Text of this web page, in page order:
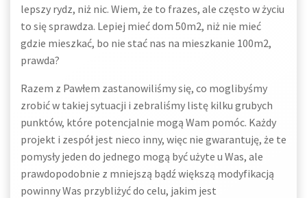
lepszy rydz, niż nic. Wiem, że to frazes, ale często w życiu
to się sprawdza. Lepiej mieć dom 50m2, niż nie mieć
gdzie mieszkać, bo nie stać nas na mieszkanie 100m2,
prawda?
Razem z Pawłem zastanowiliśmy się, co moglibyśmy
zrobić w takiej sytuacji i zebraliśmy listę kilku grubych
punktów, które potencjalnie mogą Wam pomóc. Każdy
projekt i zespół jest nieco inny, więc nie gwarantuję, że te
pomysły jeden do jednego mogą być użyte u Was, ale
prawdopodobnie z mniejszą bądź większą modyfikacją
powinny Was przybliżyć do celu, jakim jest